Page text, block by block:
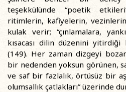
teşekkülünde “poetik
ritimlerin, kafiyelerin,
kulak verir; “çınlamalara,
kısacası dilin düzenini
(149). Her zaman dizgeyi
bir nedenden yoksun görünen,
ve saf bir fazlalık, örtüsüz bir
olumsallık çatlakları” üzerinde